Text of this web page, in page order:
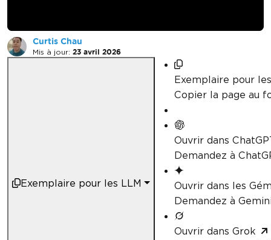
Curtis Chau
Mis à jour: 23 avril 2026
Exemplaire pour les LLM
Exemplaire pour
Copier la page au
Ouvrir dans
Demandez à
Ouvrir dans les
Demandez à
Ouvrir dans Grok